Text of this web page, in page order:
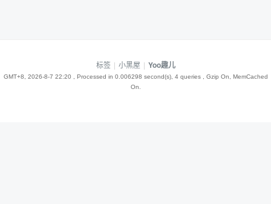
标签 | 小黑屋 | Yoo趣儿
GMT+8, 2026-8-7 22:20 , Processed in 0.006298 second(s), 4 queries , Gzip On, MemCached
On.